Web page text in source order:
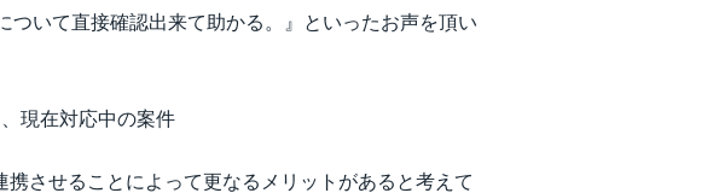
いて直接確認出来て助かる。』といったお声を頂い
現在対応中の案件
させることによって更なるメリットがあると考えて